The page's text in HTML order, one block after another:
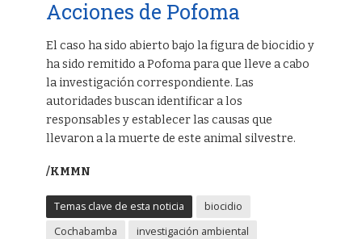
Acciones de Pofoma
El caso ha sido abierto bajo la figura de biocidio y
ha sido remitido a Pofoma para que lleve a cabo
la investigación correspondiente. Las
autoridades buscan identificar a los
responsables y establecer las causas que
llevaron a la muerte de este animal silvestre.
/KMMN
Temas clave de esta noticia
biocidio
Cochabamba
investigación ambiental